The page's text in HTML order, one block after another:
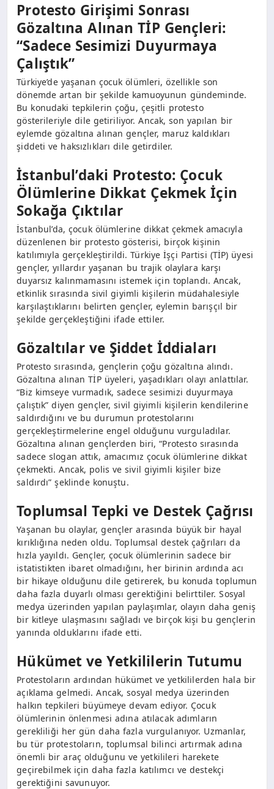
Protesto Girişimi Sonrası
Gözaltına Alınan TİP Gençleri:
“Sadece Sesimizi Duyurmaya
Çalıştık”
Türkiye’de yaşanan çocuk ölümleri, özellikle son
dönemde artan bir şekilde kamuoyunun gündeminde.
Bu konudaki tepkilerin çoğu, çeşitli protesto
gösterileriyle dile getiriliyor. Ancak, son yapılan bir
eylemde gözaltına alınan gençler, maruz kaldıkları
şiddeti ve haksızlıkları dile getirdiler.
İstanbul’daki Protesto: Çocuk
Ölümlerine Dikkat Çekmek İçin
Sokağa Çıktılar
İstanbul’da, çocuk ölümlerine dikkat çekmek amacıyla
düzenlenen bir protesto gösterisi, birçok kişinin
katılımıyla gerçekleştirildi. Türkiye İşçi Partisi (TİP) üyesi
gençler, yıllardır yaşanan bu trajik olaylara karşı
duyarsız kalınmamasını istemek için toplandı. Ancak,
etkinlik sırasında sivil giyimli kişilerin müdahalesiyle
karşılaştıklarını belirten gençler, eylemin barışçıl bir
şekilde gerçekleştiğini ifade ettiler.
Gözaltılar ve Şiddet İddiaları
Protesto sırasında, gençlerin çoğu gözaltına alındı.
Gözaltına alınan TİP üyeleri, yaşadıkları olayı anlattılar.
“Biz kimseye vurmadık, sadece sesimizi duyurmaya
çalıştık” diyen gençler, sivil giyimli kişilerin kendilerine
saldırdığını ve bu durumun protestolarını
gerçekleştirmelerine engel olduğunu vurguladılar.
Gözaltına alınan gençlerden biri, “Protesto sırasında
sadece slogan attık, amacımız çocuk ölümlerine dikkat
çekmekti. Ancak, polis ve sivil giyimli kişiler bize
saldırdı” şeklinde konuştu.
Toplumsal Tepki ve Destek Çağrısı
Yaşanan bu olaylar, gençler arasında büyük bir hayal
kırıklığına neden oldu. Toplumsal destek çağrıları da
hızla yayıldı. Gençler, çocuk ölümlerinin sadece bir
istatistikten ibaret olmadığını, her birinin ardında acı
bir hikaye olduğunu dile getirerek, bu konuda toplumun
daha fazla duyarlı olması gerektiğini belirttiler. Sosyal
medya üzerinden yapılan paylaşımlar, olayın daha geniş
bir kitleye ulaşmasını sağladı ve birçok kişi bu gençlerin
yanında olduklarını ifade etti.
Hükümet ve Yetkililerin Tutumu
Protestoların ardından hükümet ve yetkililerden hala bir
açıklama gelmedi. Ancak, sosyal medya üzerinden
halkın tepkileri büyümeye devam ediyor. Çocuk
ölümlerinin önlenmesi adına atılacak adımların
gerekliliği her gün daha fazla vurgulanıyor. Uzmanlar,
bu tür protestoların, toplumsal bilinci artırmak adına
önemli bir araç olduğunu ve yetkilileri harekete
geçirebilmek için daha fazla katılımcı ve destekçi
gerektiğini savunuyor.